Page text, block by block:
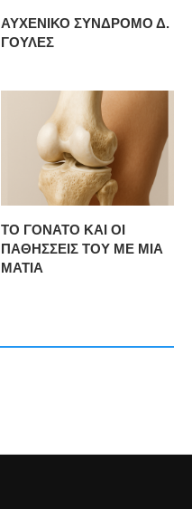
ΑΥΧΕΝΙΚΟ ΣΥΝΔΡΟΜΟ Δ.
ΓΟΥΛΕΣ
ΤΟ ΓΟΝΑΤΟ ΚΑΙ ΟΙ
ΠΑΘΗΣΣΕΙΣ ΤΟΥ ΜΕ ΜΙΑ
ΜΑΤΙΑ